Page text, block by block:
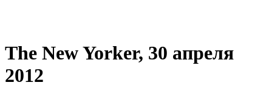
The New Yorker, 30 апреля
2012